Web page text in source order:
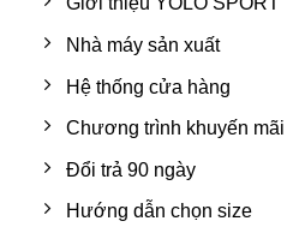
Nhà máy sản xuất
Hệ thống cửa hàng
Chương trình khuyến mãi
Đổi trả 90 ngày
Hướng dẫn chọn size